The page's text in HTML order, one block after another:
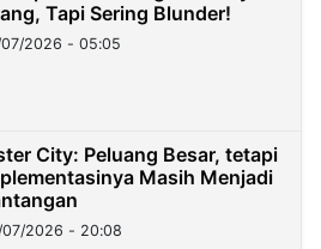
Tapi Sering Blunder!
2026 - 05:05
City: Peluang Besar, tetapi
Masih Menjadi
07/2026 - 20:08